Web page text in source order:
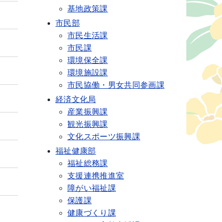
基地政策課
市民部
市民生活課
市民課
環境保全課
環境施設課
市民協働・男女共同参画課
経済文化局
産業振興課
観光振興課
文化スポーツ振興課
福祉健康部
福祉総務課
支援連携推進室
障がい福祉課
保護課
健康づくり課